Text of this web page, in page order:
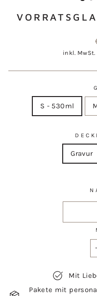
inkl.
S - 530ml
Gravur
Mit
Pakete mit